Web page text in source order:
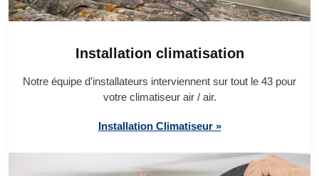
Installation climatisation
Notre équipe d'installateurs interviennent sur tout le 43 pour
votre climatiseur air / air.
Installation Climatiseur »